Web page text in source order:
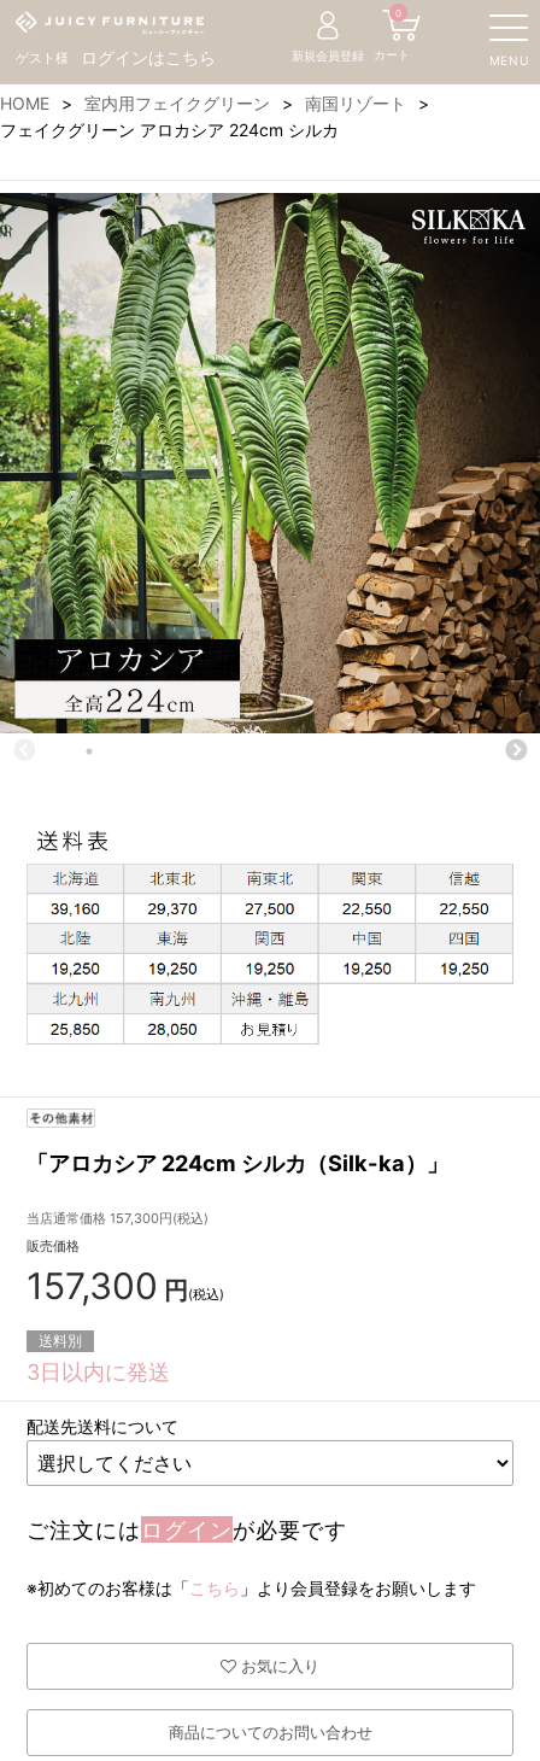
ゲスト様 ログインはこちら MENU
新規会員登録 カート
0
HOME 室内用フェイクグリーン
南国リゾート
フェイクグリーン アロカシア 224cm シルカ
「アロカシア 224cm シルカ（Silk-ka）」
当店通常価格 157,300円(税込)
販売価格
157,300 円 (税込)
送料別
3日以内に発送
配送先送料について
ご注文には ログインが必要です
※初めてのお客様は「 こちら 」より会員登録をお願いします
お気に入り
商品についてのお問い合わせ